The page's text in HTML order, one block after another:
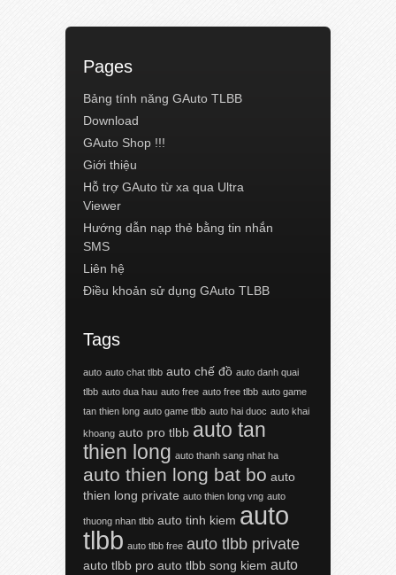
Pages
Bảng tính năng GAuto TLBB
Download
GAuto Shop !!!
Giới thiệu
Hỗ trợ GAuto từ xa qua Ultra
Viewer
Hướng dẫn nạp thẻ bằng tin nhắn
SMS
Liên hệ
Điều khoản sử dụng GAuto TLBB
Tags
auto auto chat tlbb auto chế đồ auto danh quai
tlbb auto dua hau auto free auto free tlbb auto game
tan thien long auto game tlbb auto hai duoc auto khai
khoang auto pro tlbb auto tan
thien long auto thanh sang nhat ha
auto thien long bat bo auto
thien long private auto thien long vng auto
thuong nhan tlbb auto tinh kiem auto
tlbb auto tlbb free auto tlbb private
auto tlbb pro auto tlbb song kiem auto